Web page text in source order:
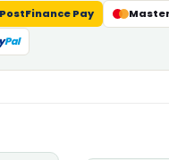
PostFinance Pay
Pal